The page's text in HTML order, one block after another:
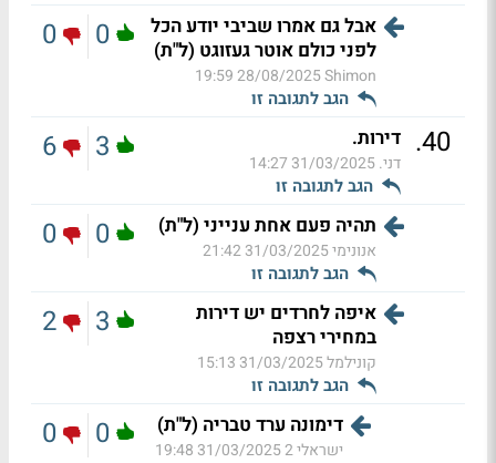
אבל גם אמרו שביבי יודע הכל
לפני כולם אוטר געזוגט (ל"ת)
Shimon
28/08/2025 19:59
הגב לתגובה זו
0
0
40
. דירות.
דני.31/03/2025 14:27
הגב לתגובה זו
3
6
תהיה פעם אחת ענייני (ל"ת)
אנונימי31/03/2025 21:42
הגב לתגובה זו
0
0
איפה לחרדים יש דירות
במחירי רצפה
קונילמל31/03/2025 15:13
הגב לתגובה זו
3
2
דימונה ערד טבריה (ל"ת)
ישראלי 2 31/03/2025 19:48
0
0